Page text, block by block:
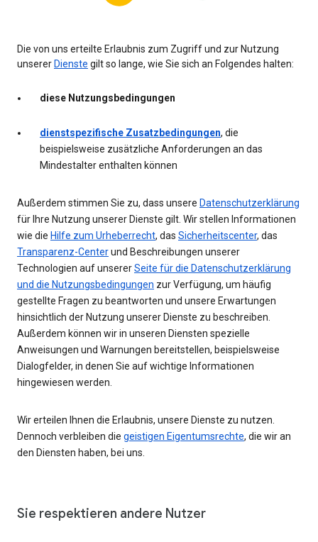
Die von uns erteilte Erlaubnis zum Zugriff und zur Nutzung
unsererDienste gilt so lange, wie Sie sich an Folgendes halten:
diese Nutzungsbedingungen
dienstspezifische Zusatzbedingungen, die
beispielsweise zusätzliche Anforderungen an das
Mindestalter enthalten können
Außerdem stimmen Sie zu, dass unsere Datenschutzerklärung
für Ihre Nutzung unserer Dienste gilt. Wir stellen Informationen
wie die Hilfe zum Urheberrecht, das Sicherheitscenter, das
Transparenz-Centerund Beschreibungen unserer
Technologien auf unsererSeite für die Datenschutzerklärung
und die Nutzungsbedingungen zur Verfügung, um häufig
gestellte Fragen zu beantworten und unsere Erwartungen
hinsichtlich der Nutzung unserer Dienste zu beschreiben.
Außerdem können wir in unseren Diensten spezielle
Anweisungen und Warnungen bereitstellen, beispielsweise
Dialogfelder, in denen Sie auf wichtige Informationen
hingewiesen werden.
Wir erteilen Ihnen die Erlaubnis, unsere Dienste zu nutzen.
Dennoch verbleiben die geistigen Eigentumsrechte, die wir an
den Diensten haben, bei uns.
Sie respektieren andere Nutzer